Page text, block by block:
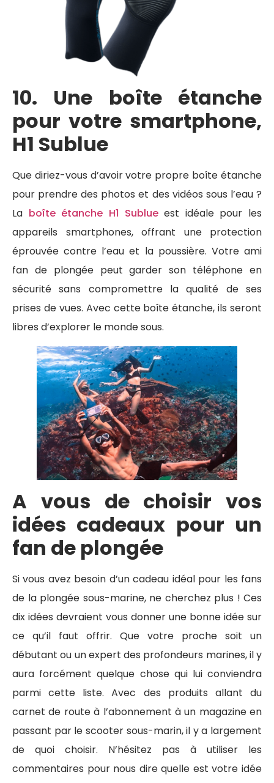
10. Une boîte étanche
pour votre smartphone,
H1 Sublue
Que diriez-vous d’avoir votre propre boîte étanche
pour prendre des photos et des vidéos sous l’eau ?
La boîte étanche H1 Sublueest idéale pour les
appareils smartphones, offrant une protection
éprouvée contre l’eau et la poussière. Votre ami
fan de plongée peut garder son téléphone en
sécurité sans compromettre la qualité de ses
prises de vues. Avec cette boîte étanche, ils seront
libres d’explorer le monde sous.
A vous de choisir vos
idées cadeaux pour un
fan de plongée
Si vous avez besoin d’un cadeau idéal pour les fans
de la plongée sous-marine, ne cherchez plus ! Ces
dix idées devraient vous donner une bonne idée sur
ce qu’il faut offrir. Que votre proche soit un
débutant ou un expert des profondeurs marines, il y
aura forcément quelque chose qui lui conviendra
parmi cette liste. Avec des produits allant du
carnet de route à l’abonnement à un magazine en
passant par le scooter sous-marin, il y a largement
de quoi choisir. N’hésitez pas à utiliser les
commentaires pour nous dire quelle est votre idée